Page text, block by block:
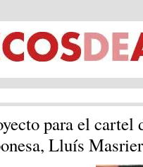
para el cartel
Lluís